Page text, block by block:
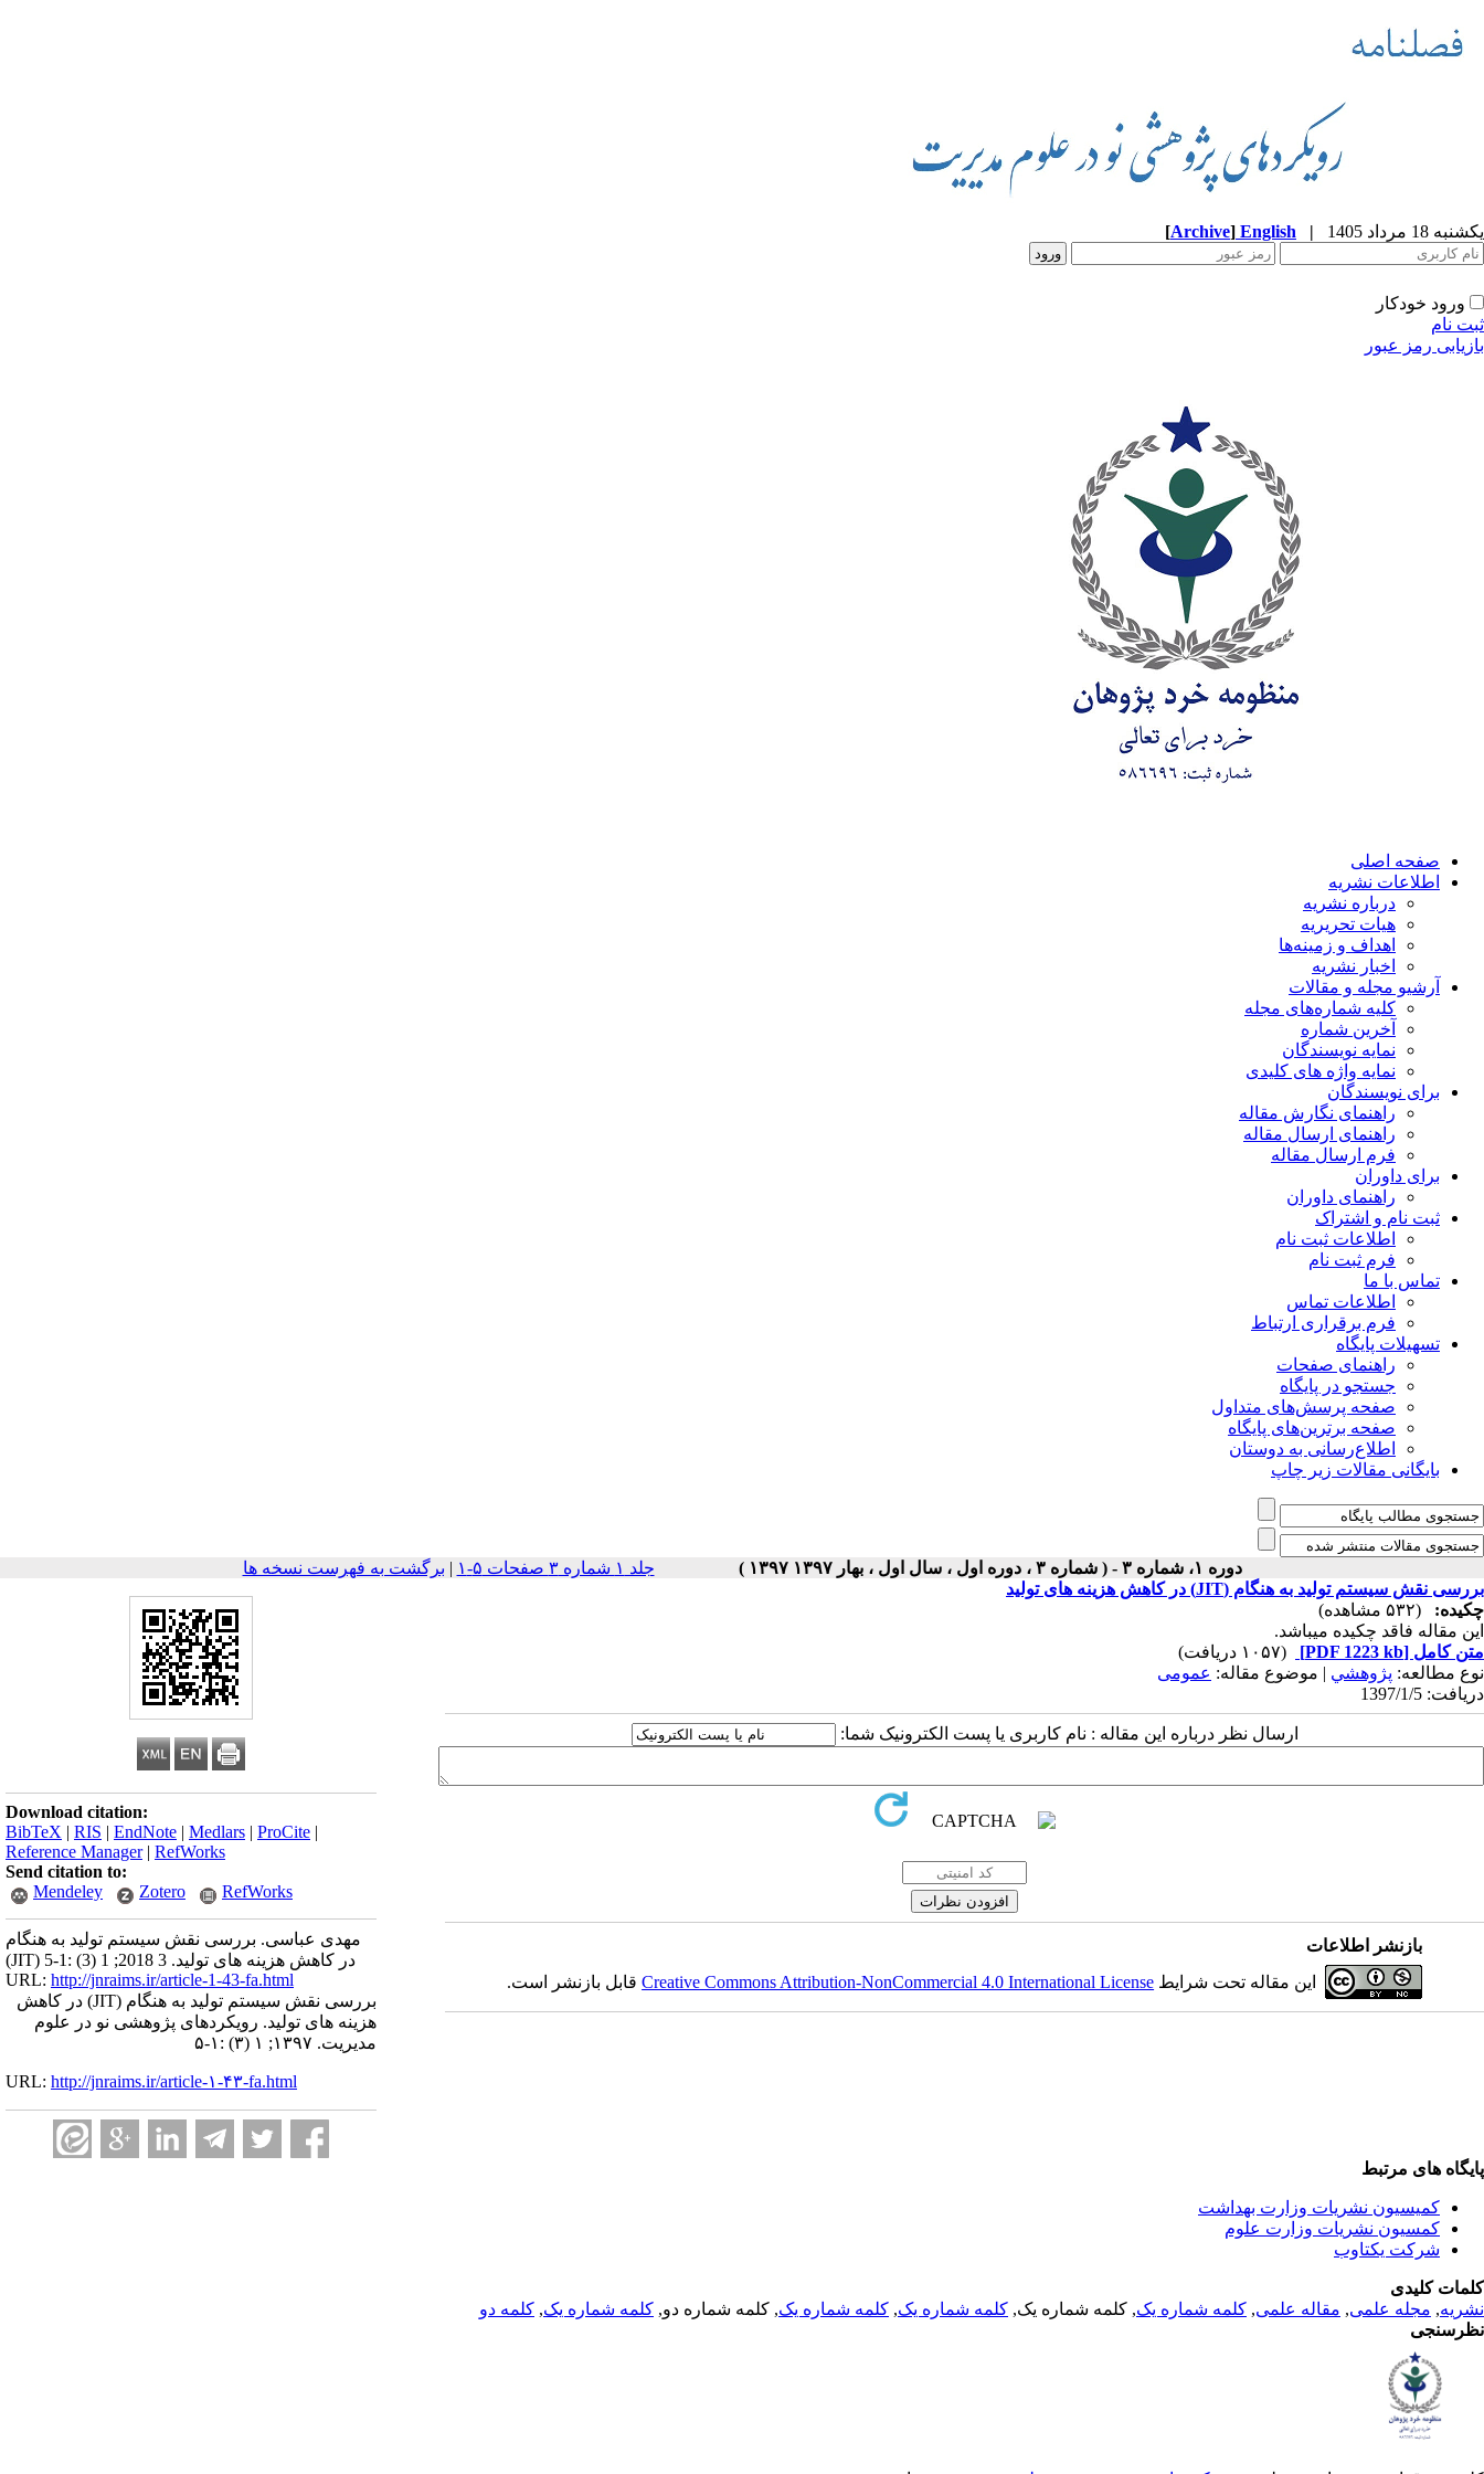
یکشنبه 18 مرداد 1405 |
English
[Archive]
ورود خودکار
ثبت نام
بازیابی رمز عبور
صفحه اصلی
اطلاعات نشریه
درباره نشریه
هیات تحریریه
اهداف و زمینه‌ها
اخبار نشریه
آرشیو مجله و مقالات
کلیه شماره‌های مجله
آخرین شماره
نمایه نویسندگان
نمایه واژه های کلیدی
برای نویسندگان
راهنمای نگارش مقاله
راهنمای ارسال مقاله
فرم ارسال مقاله
برای داوران
راهنمای داوران
ثبت نام و اشتراک
اطلاعات ثبت نام
فرم ثبت نام
تماس با ما
اطلاعات تماس
فرم برقراری ارتباط
تسهیلات پایگاه
راهنمای صفحات
جستجو در پایگاه
صفحه پرسش‌های متداول
صفحه برترین‌های پایگاه
اطلاع‌رسانی به دوستان
بایگانی مقالات زیر چاپ
دوره ۱، شماره ۳ - ( شماره ۳ ، دوره اول ، سال اول ، بهار ۱۳۹۷ ۱۳۹۷ ) جلد ۱ شماره ۳ صفحات ۵-۱ | برگشت به فهرست نسخه ها
Download citation:
BibTeX | RIS | EndNote | Medlars | ProCite |
Reference Manager| RefWorks
Send citation to:
Mendeley
Zotero RefWorks
مهدی عباسی. بررسی نقش سیستم تولید به هنگام
(JIT) در کاهش هزینه های تولید. 3 2018; 1 (3) :1-5
URL: http://jnraims.ir/article-1-43-fa.html
بررسی نقش سیستم تولید به هنگام (JIT) در کاهش
هزینه های تولید. رویکردهای پژوهشی نو در علوم
مدیریت. ۱۳۹۷; ۱ (۳) :۱-۵
URL: http://jnraims.ir/article-۱-۴۳-fa.html
بررسی نقش سیستم تولید به هنگام (JIT) در کاهش هزینه های تولید
چکیده:
(۵۳۲ مشاهده)
این مقاله فاقد چکیده می​باشد.
متن کامل [PDF 1223 kb]
(۱۰۵۷ دریافت)
نوع مطالعه: پژوهشي | موضوع مقاله: عمومى
دریافت: 1397/1/5
ارسال نظر درباره این مقاله : نام کاربری یا پست الکترونیک شما:
بازنشر اطلاعات
این مقاله تحت شرایط Creative Commons Attribution-NonCommercial 4.0 International Licenseقابل بازنشر است.
پایگاه های مرتبط
کمیسیون نشریات وزارت بهداشت
کمسیون نشریات وزارت علوم
شرکت یکتاوب
کلمات کلیدی
نشریه, مجله علمی, مقاله علمی, کلمه شماره یک, کلمه شماره یک, کلمه شماره یک, کلمه شماره یک, کلمه شماره دو, کلمه شماره یک, کلمه دو
نظرسنجی